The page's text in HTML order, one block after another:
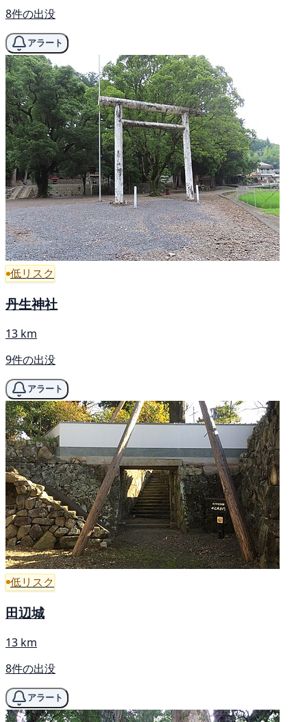
8件の出没
アラート
低リスク
丹生神社
13 km
9件の出没
アラート
低リスク
田辺城
13 km
8件の出没
アラート